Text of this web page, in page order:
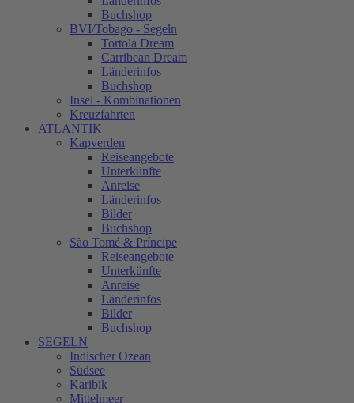
Buchshop
BVI/Tobago - Segeln
Tortola Dream
Carribean Dream
Länderinfos
Buchshop
Insel - Kombinationen
Kreuzfahrten
ATLANTIK
Kapverden
Reiseangebote
Unterkünfte
Anreise
Länderinfos
Bilder
Buchshop
São Tomé & Príncipe
Reiseangebote
Unterkünfte
Anreise
Länderinfos
Bilder
Buchshop
SEGELN
Indischer Ozean
Südsee
Karibik
Mittelmeer